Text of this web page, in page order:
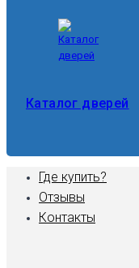
Каталог дверей
Где купить?
Отзывы
Контакты